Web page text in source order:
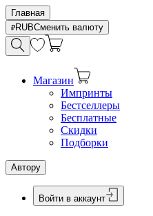
Главная
RUBСменить валюту
Магазин
Импринты
Бестселлеры
Бесплатные
Скидки
Подборки
Автору
Войти в аккаунт